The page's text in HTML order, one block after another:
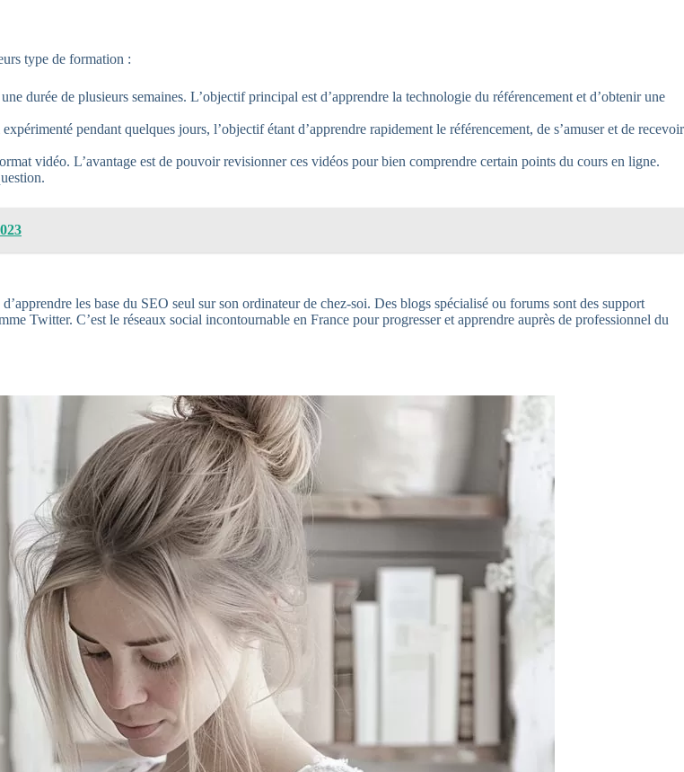
type de formation :
durée de plusieurs semaines. L’objectif principal est d’apprendre la technologie du référencement et d’obtenir une
pendant quelques jours, l’objectif étant d’apprendre rapidement le référencement, de s’amuser et de recevoir
vidéo. L’avantage est de pouvoir revisionner ces vidéos pour bien comprendre certain points du cours en ligne.
les base du SEO seul sur son ordinateur de chez-soi. Des blogs spécialisé ou forums sont des support
Twitter. C’est le réseaux social incontournable en France pour progresser et apprendre auprès de professionnel du